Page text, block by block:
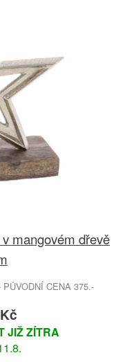
mangovém dřevě
CENA 375.-
JIŽ ZÍTRA